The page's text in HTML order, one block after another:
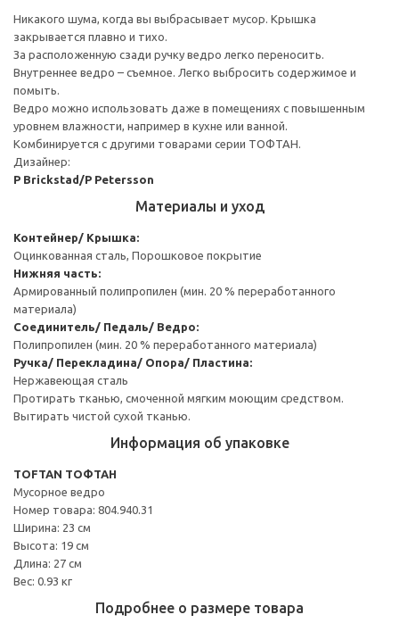
Никакого шума, когда вы выбрасывает мусор. Крышка
закрывается плавно и тихо.
За расположенную сзади ручку ведро легко переносить.
Внутреннее ведро – съемное. Легко выбросить содержимое и
помыть.
Ведро можно использовать даже в помещениях с повышенным
уровнем влажности, например в кухне или ванной.
Комбинируется с другими товарами серии ТОФТАН.
Дизайнер:
P Brickstad/P Petersson
Материалы и уход
Контейнер/ Крышка:
Оцинкованная сталь, Порошковое покрытие
Нижняя часть:
Армированный полипропилен (мин. 20 % переработанного
материала)
Cоединитель/ Педаль/ Ведро:
Полипропилен (мин. 20 % переработанного материала)
Ручка/ Перекладина/ Опора/ Пластина:
Нержавеющая сталь
Протирать тканью, смоченной мягким моющим средством.
Вытирать чистой сухой тканью.
Информация об упаковке
TOFTAN ТОФТАН
Мусорное ведро
Номер товара: 804.940.31
Ширина: 23 см
Высота: 19 см
Длина: 27 см
Вес: 0.93 кг
Подробнее о размере товара